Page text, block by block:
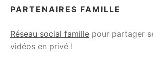
PARTENAIRES FAMILLE
Réseau social famille pour partager
vidéos en privé !